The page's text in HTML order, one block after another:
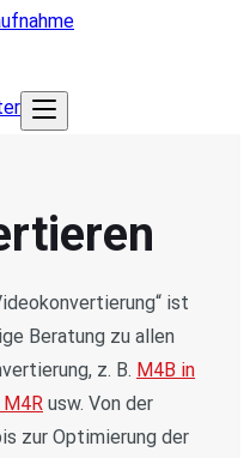
ist
Beratung zu allen
z. B. M4B in
M4R usw. Von der
zur Optimierung der